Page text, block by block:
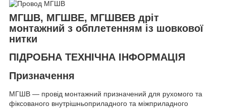
МГШВ, МГШВЕ, МГШВЕВ дріт
монтажний з обплетенням із шовкової
нитки
ПІДРОБНА ТЕХНІЧНА ІНФОРМАЦІЯ
Призначення
МГШВ — провід монтажний призначений для рухомого та
фіксованого внутрішньоприладного та міжприладного